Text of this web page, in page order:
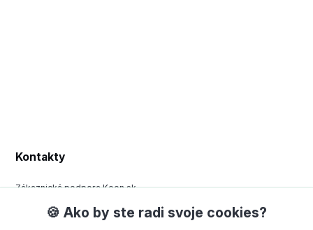
Kontakty
Zákaznická podpora Keen.sk
+420 377 443 970
(Po-Pá, 8-15 hod.)
🍪 Ako by ste radi svoje cookies?